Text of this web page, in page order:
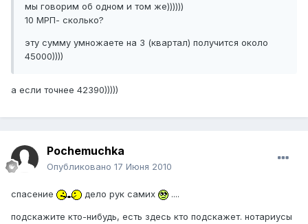
мы говорим об одном и том же))))))
10 МРП- сколько?
эту сумму умножаете на 3 (квартал) получится около
45000))))
а если точнее 42390)))))
Pochemuchka
Опубликовано 17 Июня 2010
спасение дело рук самих ....
подскажите кто-нибудь, есть здесь кто подскажет. нотариусы